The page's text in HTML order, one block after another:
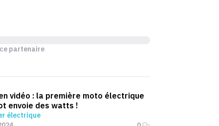
partenaire
en vidéo : la première moto électrique
envoie des watts !
électrique